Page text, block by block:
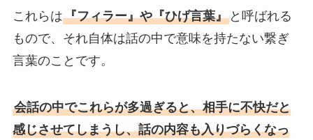
これらは『フィラー』や『ひげ言葉』と呼ばれる
もので、それ自体は話の中で意味を持たない繋ぎ
言葉のことです。
会話の中でこれらが多過ぎると、相手に不快だと
感じさせてしまうし、話の内容も入りづらくなっ